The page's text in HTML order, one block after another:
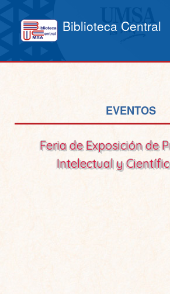
Biblioteca Central
EVENTOS
Feria de Exposición de
Intelectual y